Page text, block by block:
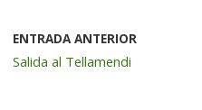
b
o
r dI
n
ENTRADA ANTERIOR
Salida al Tellamendi